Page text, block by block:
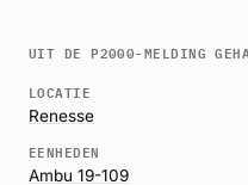
UIT DE P2000-MELDING
LOCATIE
Renesse
EENHEDEN
Ambu 19-109